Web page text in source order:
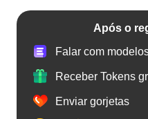
Após o
Falar com
Receber Tokens
Enviar gorjetas